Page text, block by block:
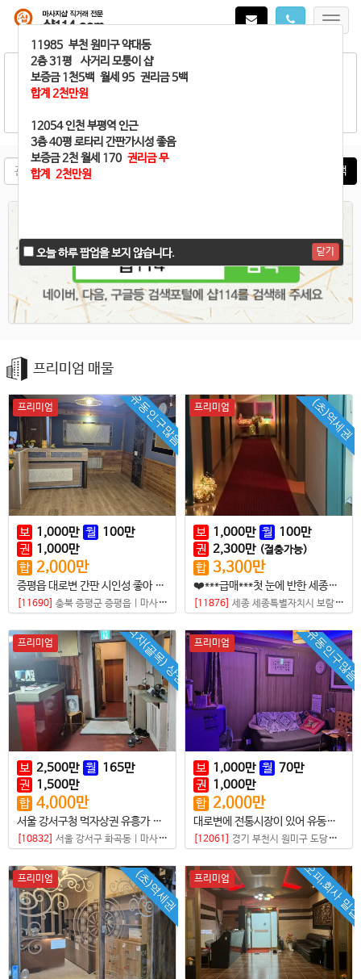
매물검색
프리미엄 매물
유동인구많음
프리미엄
보 1,000만 월 100만
권 1,000만
합 2,000만
증평읍 대로변 간판 시인성 좋아 로드손님 있는 샵
[11690] 충북 증평군 증평읍 마사지샵
(초)역세권
프리미엄
보 1,000만 월 100만
권 2,300만 (절충가능)
합 3,300만
❤️***급매***첫 눈에 반한 세종시청 최고 상권 월세 보증금 싼 럭셔리 샵❤️
[11876] 세종 세종특별자치시 보람동
먹자(골목) 상권
프리미엄
보 2,500만 월 165만
권 1,500만
합 4,000만
서울 강서구청 먹자상권 유흥가 밀집지역 샵매매
[10832] 서울 강서구 화곡동 마사지샵
유동인구많음
프리미엄
보 1,000만 월 70만
권 1,000만
합 2,000만
대로변에 전통시장이 있어 유동인구 많은 가성비 좋은 샵
[12061] 경기 부천시 원미구 도당동
(초)역세권
프리미엄 오피,회사
프리미엄
매매가 완료되어샵114로 문자나 폰
연락주시면 바로 삭제해 드립니다.
오늘 하루 팝업을 보지 않습니다. 닫기
11985 부천 원미구 약대동
2층 31평 사거리 모퉁이 샵
보증금 1천5백 월세 95 권리금 5백
합계 2천만원
12054 인천 부평역 인근
3층 40평 로타리 간판가시성 좋음
보증금 2천 월세 170권리금 무
합계 2천만원
오늘 하루 팝업을 보지 않습니다. 닫기